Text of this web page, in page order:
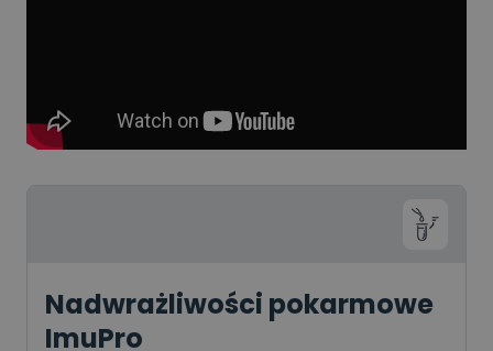
Nadwrażliwości pokarmowe
ImuPro